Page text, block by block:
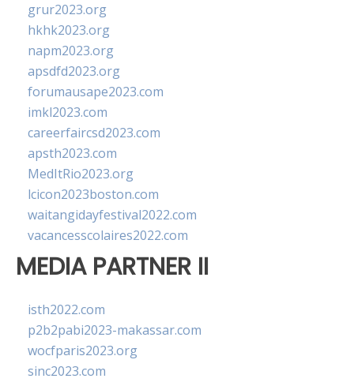
grur2023.org
hkhk2023.org
napm2023.org
apsdfd2023.org
forumausape2023.com
imkl2023.com
careerfaircsd2023.com
apsth2023.com
MedItRio2023.org
lcicon2023boston.com
waitangidayfestival2022.com
vacancesscolaires2022.com
MEDIA PARTNER II
isth2022.com
p2b2pabi2023-makassar.com
wocfparis2023.org
sinc2023.com